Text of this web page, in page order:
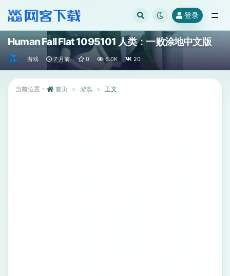
登录
Human Fall Flat 1095101 人类：一败涂地中文版
游戏 7 月前 0 6.0K 20
当前位置： 首页 游戏 正文
全部